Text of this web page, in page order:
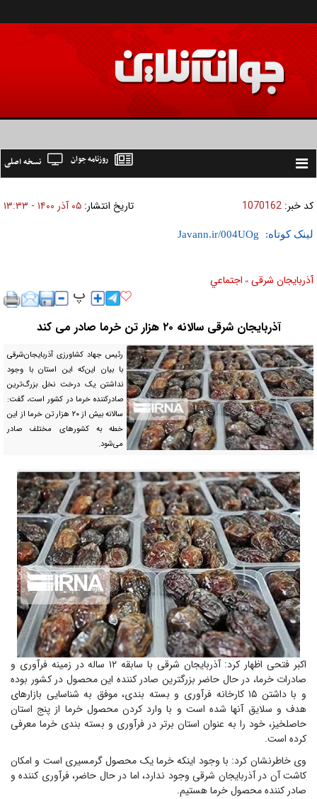
Toggle
نسخه اصلی روزنامه جوان
کد خبر: 1070162 تاریخ انتشار: ۰۵ آذر ۱۴۰۰ - ۱۳:۳۳
لینک کوتاه:
آذربایجان شرقی » اجتماعي
آذربایجان شرقی سالانه ۲۰ هزار تن خرما صادر می کند
رئیس جهاد کشاورزی آذربایجان‌شرقی
با بیان این‌که این استان با وجود
نداشتن یک درخت نخل بزرگ‌ترین
صادرکننده خرما در کشور است، گفت:
سالانه بیش از ۲۰ هزار تن خرما از این
خطه به کشورهای مختلف صادر
می‌شود.
اکبر فتحی اظهار کرد: آذربایجان شرقی با سابقه ۱۲ ساله در زمینه فرآوری و
صادرات خرما، در حال حاضر بزرگترین صادر کننده این محصول در کشور بوده
و با داشتن ۱۵ کارخانه فرآوری و بسته بندی، موفق به شناسایی بازارهای
هدف و سلایق آنها شده است و با وارد کردن محصول خرما از پنج استان
حاصلخیز، خود را به عنوان استان برتر در فرآوری و بسته بندی خرما معرفی
کرده است.
وی خاطرنشان کرد: با وجود اینکه خرما یک محصول گرمسیری است و امکان
کاشت آن در آذربایجان شرقی وجود ندارد، اما در حال حاضر، فرآوری کننده و
صادر کننده محصول خرما هستیم.